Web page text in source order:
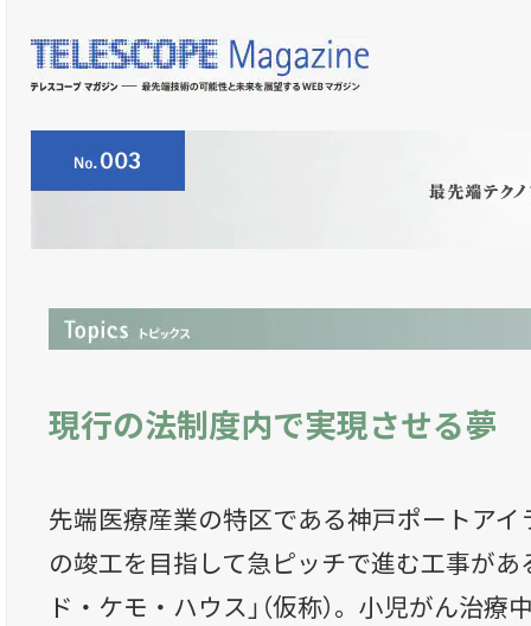
現行の法制度内で実現させる夢
先端医療産業の特区である神戸ポートア
の竣工を目指して急ピッチで進む工事があ
ド・ケモ・ハウス」（仮称）。小児がん治